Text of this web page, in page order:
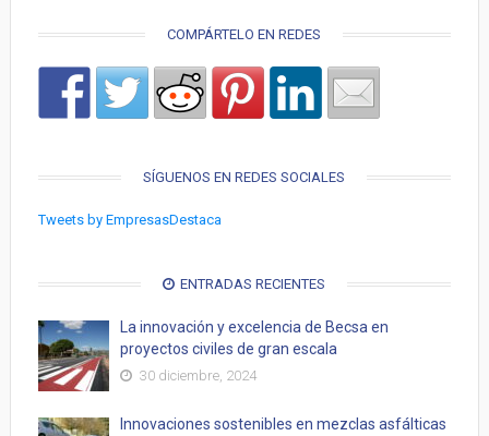
COMPÁRTELO EN REDES
SÍGUENOS EN REDES SOCIALES
Tweets by EmpresasDestaca
ENTRADAS RECIENTES
La innovación y excelencia de Becsa en
proyectos civiles de gran escala
30 diciembre, 2024
Innovaciones sostenibles en mezclas asfálticas